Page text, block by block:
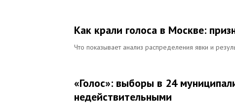
Как крали голоса в Москве:
Что показывает анализ распределения явки и
«Голос»: выборы в 24
недействительными